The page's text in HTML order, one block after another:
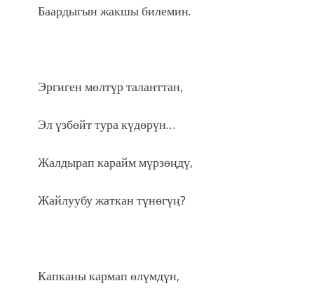
Баардыгын жакшы билемин.
Эргиген мөлтүр таланттан,
Эл үзбөйт тура күдөрүн…
Жалдырап карайм мүрзөңдү,
Жайлуубу жаткан түнөгүң?
Капканы кармап өлүмдүн,